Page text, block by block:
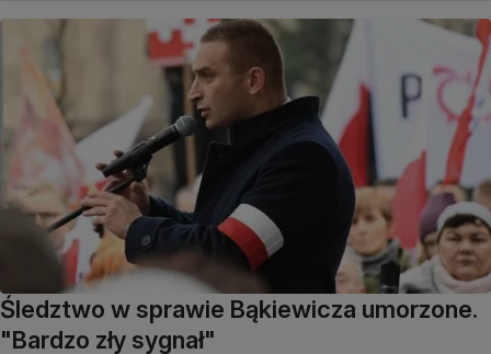
Śledztwo w sprawie Bąkiewicza umorzone.
"Bardzo zły sygnał"